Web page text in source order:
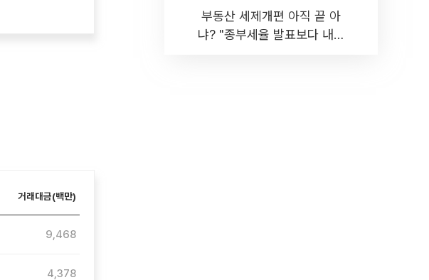
부동산 세제개편 아직 끝 아
냐? "종부세율 발표보다 내릴